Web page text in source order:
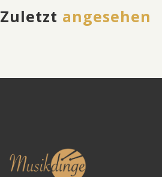
Zuletzt angesehen